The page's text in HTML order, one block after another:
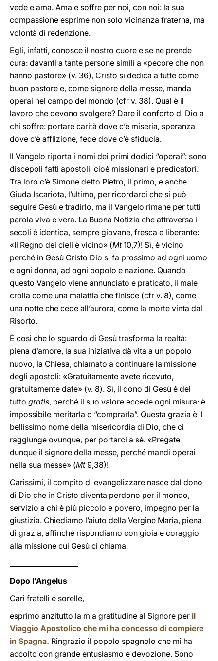
vede e ama. Ama e soffre per noi, con noi: la sua
compassione esprime non solo vicinanza fraterna, ma
volontà di redenzione.
Egli, infatti, conosce il nostro cuore e se ne prende
cura: davanti a tante persone simili a «pecore che non
hanno pastore» (v. 36), Cristo si dedica a tutte come
buon pastore e, come signore della messe, manda
operai nel campo del mondo (cfr v. 38). Qual è il
lavoro che devono svolgere? Dare il conforto di Dio a
chi soffre: portare carità dove c’è miseria, speranza
dove c’è afflizione, fede dove c’è sfiducia.
Il Vangelo riporta i nomi dei primi dodici “operai”: sono
discepoli fatti apostoli, cioè missionari e predicatori.
Tra loro c’è Simone detto Pietro, il primo, e anche
Giuda Iscariota, l’ultimo, per ricordarci che si può
seguire Gesù e tradirlo, ma il Vangelo rimane per tutti
parola viva e vera. La Buona Notizia che attraversa i
secoli è identica, sempre giovane, fresca e liberante:
«Il Regno dei cieli è vicino» (Mt10,7)! Sì, è vicino
perché in Gesù Cristo Dio si fa prossimo ad ogni uomo
e ogni donna, ad ogni popolo e nazione. Quando
questo Vangelo viene annunciato e praticato, il male
crolla come una malattia che finisce (cfr v. 8), come
una notte che cede all’aurora, come la morte vinta dal
Risorto.
È così che lo sguardo di Gesù trasforma la realtà:
piena d’amore, la sua iniziativa dà vita a un popolo
nuovo, la Chiesa, chiamato a continuare la missione
degli apostoli: «Gratuitamente avete ricevuto,
gratuitamente date» (v. 8). Sì, il dono di Gesù è del
tutto gratis, perché il suo valore eccede ogni misura: è
impossibile meritarla o “comprarla”. Questa grazia è il
bellissimo nome della misericordia di Dio, che ci
raggiunge ovunque, per portarci a sé. «Pregate
dunque il signore della messe, perché mandi operai
nella sua messe» (Mt9,38)!
Carissimi, il compito di evangelizzare nasce dal dono
di Dio che in Cristo diventa perdono per il mondo,
servizio a chi è più piccolo e povero, impegno per la
giustizia. Chiediamo l’aiuto della Vergine Maria, piena
di grazia, affinché rispondiamo con gioia e coraggio
alla missione cui Gesù ci chiama.
Dopo l'Angelus
Cari fratelli e sorelle,
esprimo anzitutto la mia gratitudine al Signore per il
Viaggio Apostolico che mi ha concesso di compiere
in Spagna. Ringrazio il popolo spagnolo che mi ha
accolto con grande entusiasmo e devozione. Sono